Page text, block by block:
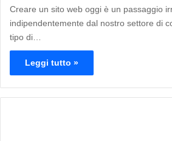
Creare un sito web oggi è un passaggio
indipendentemente dal nostro settore di
tipo di…
Leggi tutto »